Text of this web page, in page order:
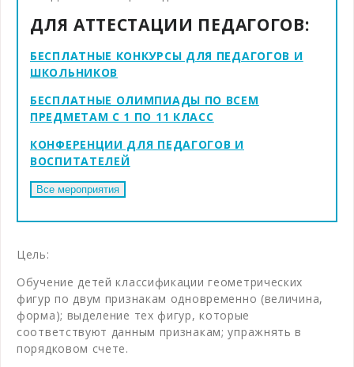
ДЛЯ АТТЕСТАЦИИ ПЕДАГОГОВ:
БЕСПЛАТНЫЕ КОНКУРСЫ ДЛЯ ПЕДАГОГОВ И
ШКОЛЬНИКОВ
БЕСПЛАТНЫЕ ОЛИМПИАДЫ ПО ВСЕМ
ПРЕДМЕТАМ С 1 ПО 11 КЛАСС
КОНФЕРЕНЦИИ ДЛЯ ПЕДАГОГОВ И
ВОСПИТАТЕЛЕЙ
Цель:
Обучение детей классификации геометрических
фигур по двум признакам одновременно (величина,
форма); выделение тех фигур, которые
соответствуют данным признакам; упражнять в
порядковом счете.